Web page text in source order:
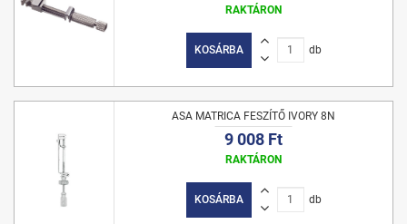
RAKTÁRON
KOSÁRBA db
ASA MATRICA FESZÍTŐ IVORY 8N
9 008 Ft
RAKTÁRON
KOSÁRBA db